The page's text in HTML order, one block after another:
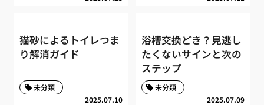
猫砂によるトイレつま
り解消ガイド
2025.07.10
未分類
浴槽交換どき？見逃し
たくないサインと次の
ステップ
2025.07.09
未分類